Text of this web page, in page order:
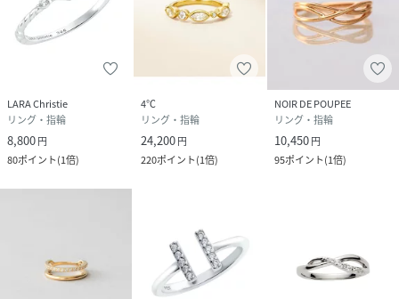
LARA Christie
リング・指輪
8,800円
80ポイント(1倍)
4℃
リング・指輪
24,200円
220ポイント(1倍)
NOIR DE POUPEE
リング・指輪
10,450円
95ポイント(1倍)